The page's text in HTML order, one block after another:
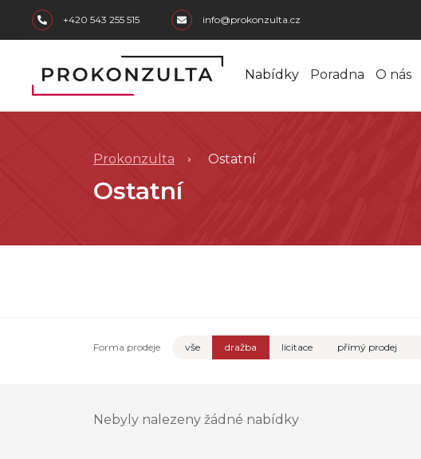
skip to main content
+420 543 255 515 info@prokonzulta.cz
Nabídky Poradna O nás
Prokonzulta Ostatní
Ostatní
Forma prodeje vše dražba licitace přímý prodej
Nebyly nalezeny žádné nabídky